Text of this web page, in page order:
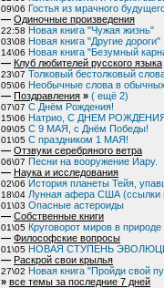
09\06 Гостья из мрачного
— Одиночные произведения
22:58 Новая книга "Чужая жизнь"
03\08 Новая книга "Другие дороги"
14\06 Новая книга "Безумный
— Клуб любителей русского языка
23\07 Толковый бестолковый
05\06 Необычные слова в
— Поздравления » ( ещё 2)
07\07 С Днём Рождения!
15\06 Натрио, С ДНЕМ
09\05 С 9 МАЯ, с Днём Победы!
01\05 C праздником 1 МАЯ!
— Отзвуки серебряного ветра
06\07 Песни на вооружение Иару.
— Наука и исследования
02\06 История планеты Тейя,
18\04 Лунная афера США (ссылки
01\03 Опасные астероиды
— Собственные книги
01\05 Круговорот миров в природе
— Философские вопросы
01\05 НОВАЯ СТУПЕНЬ
— Раскрой свои крылья
27\02 Новая книга "Пройди свой
» все темы за последние 7 дней